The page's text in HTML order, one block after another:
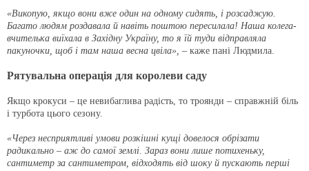
«Викопую, якщо вони вже один на одному сидять, і розсаджую.
Багато людям роздавала й навіть поштою пересилала! Наша колега-
вчителька виїхала в Західну Україну, то я їй туди відправляла
пакуночки, щоб і там наша весна цвіла», – каже пані Людмила.
Рятувальна операція для королеви саду
Якщо крокуси – це невибаглива радість, то троянди – справжній біль
і турбота цього сезону.
«Через несприятливі умови розкішні кущі довелося обрізати
радикально – аж до самої землі. Зараз вони лише потихеньку,
сантиметр за сантиметром, відходять від шоку й пускають перші